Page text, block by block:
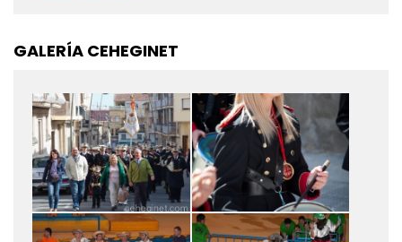
GALERÍA CEHEGINET